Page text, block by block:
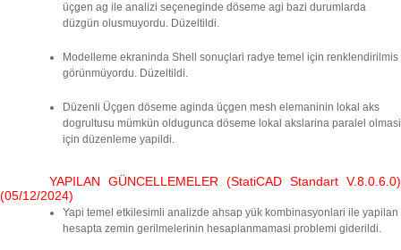
üçgen ag ile analizi seçeneginde döseme agi bazi durumlarda
düzgün olusmuyordu. Düzeltildi.
Modelleme ekraninda Shell sonuçlari radye temel için renklendirilmis
görünmüyordu. Düzeltildi.
Düzenli Üçgen döseme aginda üçgen mesh elemaninin lokal aks
dogrultusu mümkün oldugunca döseme lokal akslarina paralel olmasi
için düzenleme yapildi.
YAPILAN GÜNCELLEMELER (StatiCAD Standart V.8.0.6.0)
(05/12/2024)
Yapi temel etkilesimli analizde ahsap yük kombinasyonlari ile yapilan
hesapta zemin gerilmelerinin hesaplanmamasi problemi giderildi.